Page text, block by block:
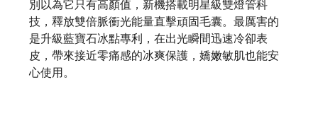
別以為它只有高顏值，新機搭載明星級雙燈管科
技，釋放雙倍脈衝光能量直擊頑固毛囊。最厲害的
是升級藍寶石冰點專利，在出光瞬間迅速冷卻表
皮，帶來接近零痛感的冰爽保護，嬌嫩敏肌也能安
心使用。